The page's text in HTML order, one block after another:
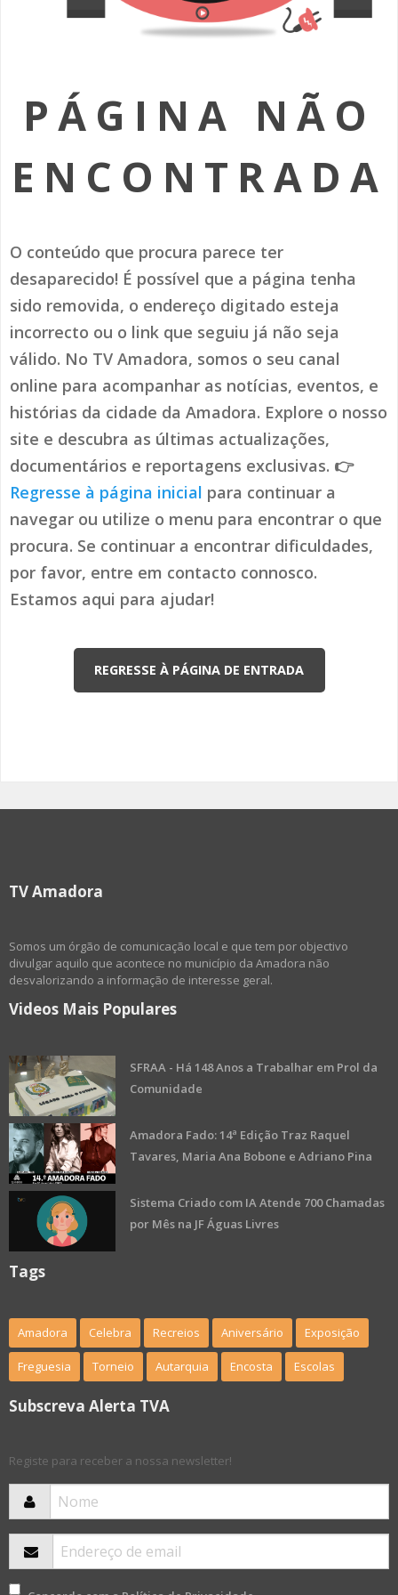
SOMOS TODOS EUROPEUS
AMADORA LIGA À RESILIÊNCIA
(RE) PENSAMENTOS
HISTÓRIAS DE ABRIL
PÁGINA NÃO
ENCONTRADA
O conteúdo que procura parece ter
desaparecido! É possível que a página tenha
sido removida, o endereço digitado esteja
incorrecto ou o link que seguiu já não seja
válido. No TV Amadora, somos o seu canal
online para acompanhar as notícias, eventos, e
histórias da cidade da Amadora. Explore o nosso
site e descubra as últimas actualizações,
documentários e reportagens exclusivas. 👉
Regresse à página inicial para continuar a
navegar ou utilize o menu para encontrar o que
procura. Se continuar a encontrar dificuldades,
por favor, entre em contacto connosco.
Estamos aqui para ajudar!
REGRESSE À PÁGINA DE ENTRADA
TV Amadora
Somos um órgão de comunicação local e que tem por objectivo
divulgar aquilo que acontece no município da Amadora não
desvalorizando a informação de interesse geral.
Videos Mais Populares
SFRAA - Há 148 Anos a Trabalhar em Prol da
Comunidade
Amadora Fado: 14ª Edição Traz Raquel
Tavares, Maria Ana Bobone e Adriano Pina
Sistema Criado com IA Atende 700 Chamadas
por Mês na JF Águas Livres
Tags
Amadora Celebra Recreios Aniversário Exposição
Freguesia Torneio Autarquia Encosta Escolas
Subscreva Alerta TVA
Registe para receber a nossa newsletter!